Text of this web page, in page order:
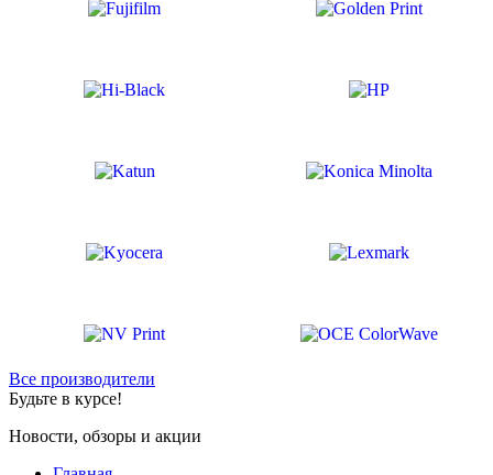
Все производители
Будьте в курсе!
Новости, обзоры и акции